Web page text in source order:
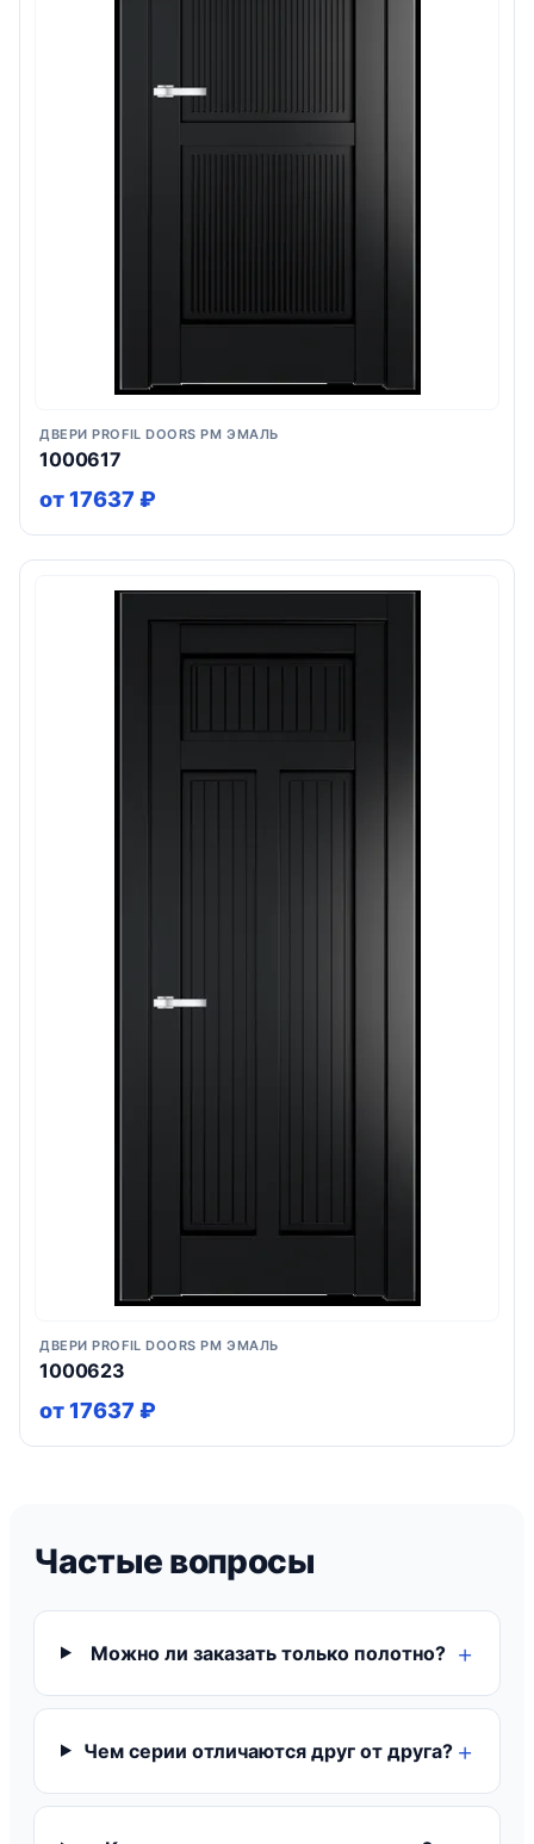
ДВЕРИ PROFIL DOORS PM ЭМАЛЬ
1000617
от 17637 ₽
ДВЕРИ PROFIL DOORS PM ЭМАЛЬ
1000623
от 17637 ₽
Частые вопросы
Можно ли заказать только полотно?
Чем серии отличаются друг от друга?